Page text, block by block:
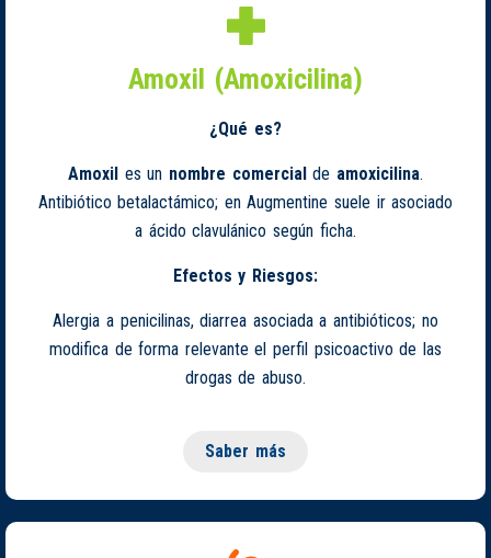
Amoxil (Amoxicilina)
¿Qué es?
Amoxil es un nombre comercialde amoxicilina.
Antibiótico betalactámico; en Augmentine suele ir asociado
a ácido clavulánico según ficha.
Efectos y Riesgos:
Alergia a penicilinas, diarrea asociada a antibióticos; no
modifica de forma relevante el perfil psicoactivo de las
drogas de abuso.
Saber más